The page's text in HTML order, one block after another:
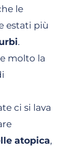
le
estati più
.
molto la
ci si lava
atopica,